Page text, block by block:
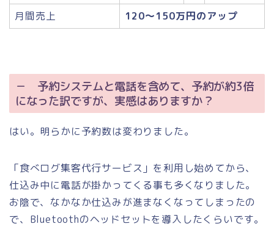
月間売上
120～150万円のアップ
－ 予約システムと電話を含めて、予約が約3倍
になった訳ですが、実感はありますか？
はい。明らかに予約数は変わりました。
「食べログ集客代行サービス」を利用し始めてから、
仕込み中に電話が掛かってくる事も多くなりました。
お陰で、なかなか仕込みが進まなくなってしまったの
で、Bluetoothのヘッドセットを導入したくらいです。